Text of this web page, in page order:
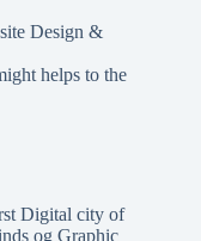
Design &
helps to the
Digital city of
og Graphic